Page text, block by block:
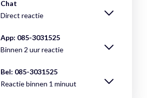
Chat
Direct reactie
App: 085-3031525
Binnen 2 uur reactie
Bel: 085-3031525
Reactie binnen 1 minuut